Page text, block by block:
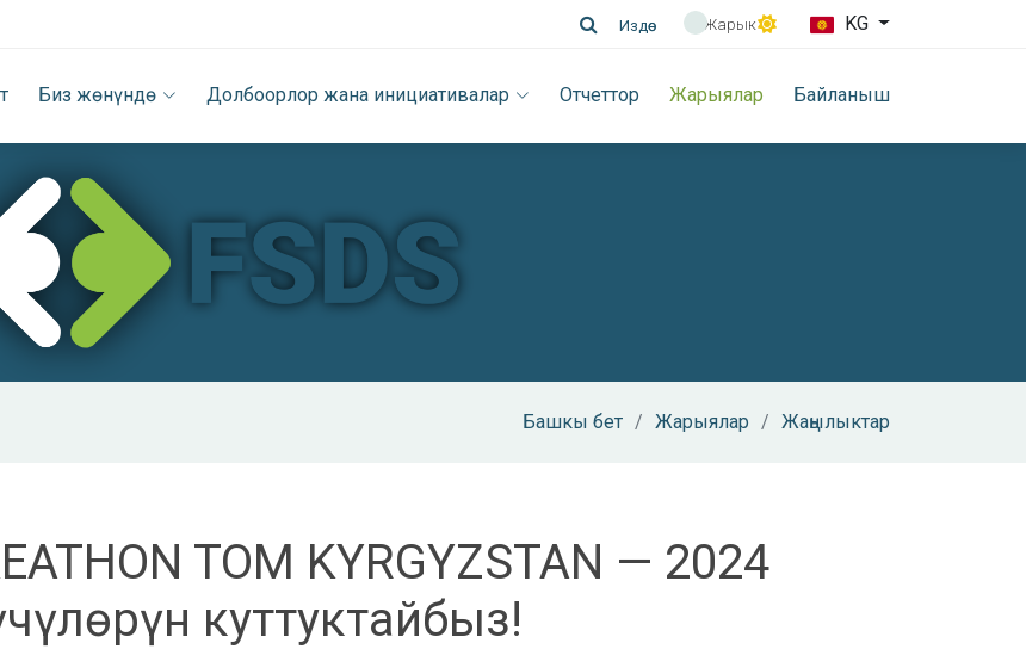
Издөө Жарык KG
Биз жөнүндө Долбоорлор жана инициативалар Отчеттор Жарыялар Байланыш
Башкы бет Жарыялар Жаңылыктар
TOM KYRGYZSTAN — 2024
куттуктайбыз!